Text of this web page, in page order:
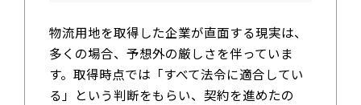
物流用地を取得した企業が直面する現実は、
多くの場合、予想外の厳しさを伴っていま
す。取得時点では「すべて法令に適合してい
る」という判断をもらい、契約を進めたの